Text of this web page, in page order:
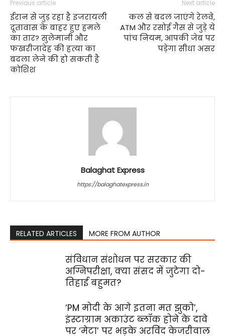
Previous article
ईरान से जुड़ रहा है इजरायली
दूतावास के बाहर हुए हमले
का तार? सुलेमानी और
फखरीजादेह की हत्या का
बदला लेने की हो सकती है
कोशिश
Next article
कल से बदल जाएंगे रेलवे,
ATM और रसोई गैस से जुड़े ये
पांच नियम, आपकी जेब पर
पड़ेगा सीधा असर
Balaghat Express
https://balaghatexpress.in
RELATED ARTICLES MORE FROM AUTHOR
संविधान संशोधन पर सरकार की
अग्निपरीक्षा, क्या संसद में जुटेगा दो-
तिहाई बहुमत?
‘PM मोदी के आगे इतना मत झुको’,
इंस्टाग्राम अकाउंट ब्लॉक होने के दावे
पर ‘मेटा’ पर भड़के अरविंद केजरीवाल